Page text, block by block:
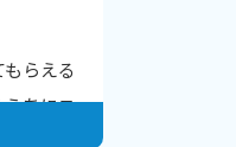
っていることがわかる
に繋がります。
らえる
ちにニ
徒さん